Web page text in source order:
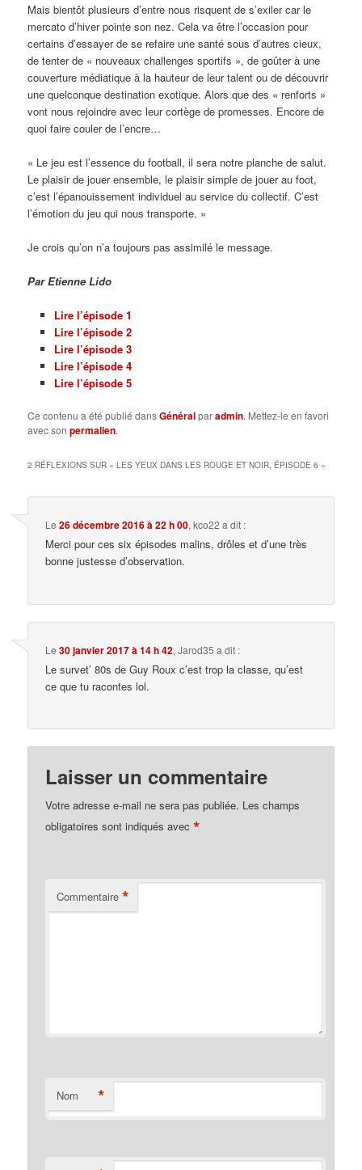
Mais bientôt plusieurs d’entre nous risquent de s’exiler car le
mercato d’hiver pointe son nez. Cela va être l’occasion pour
certains d’essayer de se refaire une santé sous d’autres cieux,
de tenter de « nouveaux challenges sportifs », de goûter à une
couverture médiatique à la hauteur de leur talent ou de découvrir
une quelconque destination exotique. Alors que des « renforts »
vont nous rejoindre avec leur cortège de promesses. Encore de
quoi faire couler de l’encre…
« Le jeu est l’essence du football, il sera notre planche de salut.
Le plaisir de jouer ensemble, le plaisir simple de jouer au foot,
c’est l’épanouissement individuel au service du collectif. C’est
l’émotion du jeu qui nous transporte. »
Je crois qu’on n’a toujours pas assimilé le message.
Par Etienne Lido
Lire l’épisode 1
Lire l’épisode 2
Lire l’épisode 3
Lire l’épisode 4
Lire l’épisode 5
Ce contenu a été publié dansGénéralparadmin. Mettez-le en favori
avec sonpermalien.
2 RÉFLEXIONS SUR «LES YEUX DANS LES ROUGE ET NOIR, ÉPISODE 6 »
Le26 décembre 2016 à 22 h 00,kco22 a dit :
Merci pour ces six épisodes malins, drôles et d’une très
bonne justesse d’observation.
Le30 janvier 2017 à 14 h 42,Jarod35 a dit :
Le survet’ 80s de Guy Roux c’est trop la classe, qu’est
ce que tu racontes lol.
Laisser un commentaire
Votre adresse e-mail ne sera pas publiée. Les champs
obligatoires sont indiqués avec*
Commentaire *
Nom *